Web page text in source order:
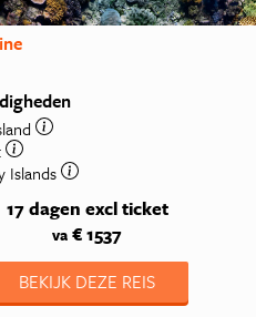
Islands
17 dagen excl ticket
va € 1537
BEKIJK DEZE REIS